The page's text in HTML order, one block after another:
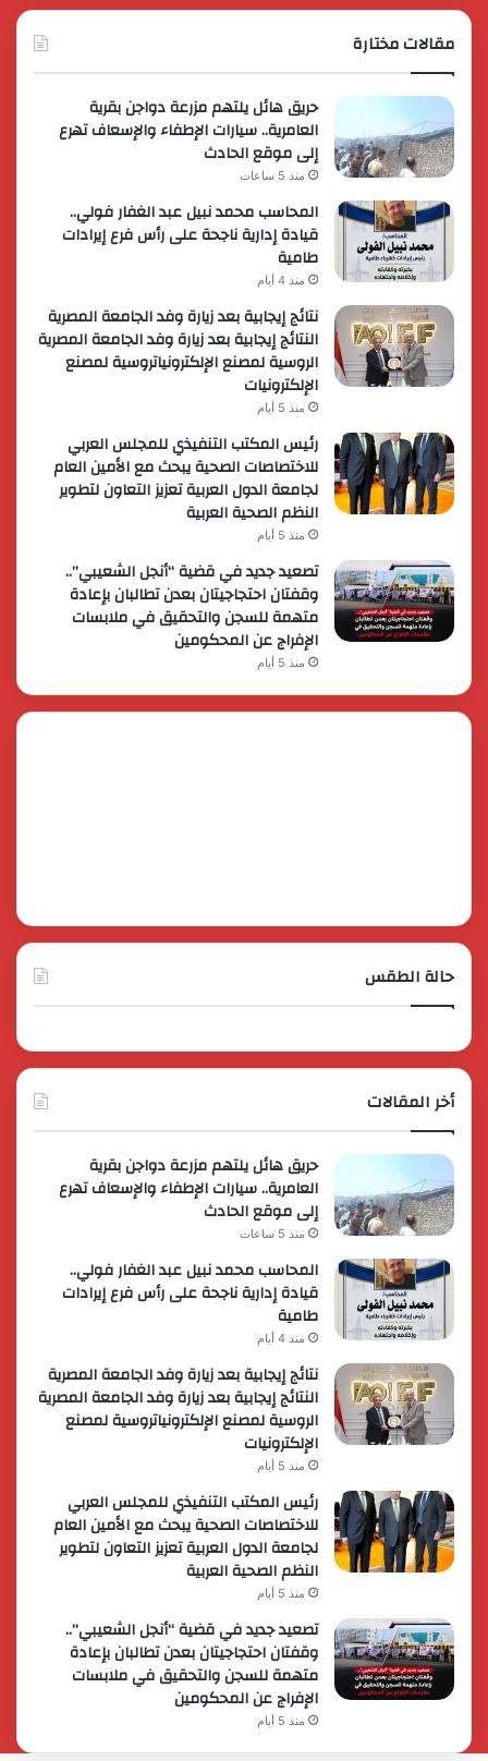
مقالات مختارة
حريق هائل يلتهم مزرعة دواجن بقرية
العامرية.. سيارات الإطفاء والإسعاف تهرع
إلى موقع الحادث
منذ 5 ساعات
المحاسب محمد نبيل عبد الغفار فولي..
قيادة إدارية ناجحة على رأس فرع إيرادات
طامية
منذ 4 أيام
نتائج إيجابية بعد زيارة وفد الجامعة المصرية
النتائج إيجابية بعد زيارة وفد الجامعة المصرية
الروسية لمصنع الإلكترونياتروسية لمصنع
الإلكترونيات
منذ 5 أيام
رئيس المكتب التنفيذي للمجلس العربي
للاختصاصات الصحية يبحث مع الأمين العام
لجامعة الدول العربية تعزيز التعاون لتطوير
النظم الصحية العربية
منذ 5 أيام
تصعيد جديد في قضية “أنجل الشعيبي”..
وقفتان احتجاجيتان بعدن تطالبان بإعادة
متهمة للسجن والتحقيق في ملابسات
الإفراج عن المحكومين
منذ 5 أيام
حالة الطقس
أخر المقالات
حريق هائل يلتهم مزرعة دواجن بقرية
العامرية.. سيارات الإطفاء والإسعاف تهرع
إلى موقع الحادث
منذ 5 ساعات
المحاسب محمد نبيل عبد الغفار فولي..
قيادة إدارية ناجحة على رأس فرع إيرادات
طامية
منذ 4 أيام
نتائج إيجابية بعد زيارة وفد الجامعة المصرية
النتائج إيجابية بعد زيارة وفد الجامعة المصرية
الروسية لمصنع الإلكترونياتروسية لمصنع
الإلكترونيات
منذ 5 أيام
رئيس المكتب التنفيذي للمجلس العربي
للاختصاصات الصحية يبحث مع الأمين العام
لجامعة الدول العربية تعزيز التعاون لتطوير
النظم الصحية العربية
منذ 5 أيام
تصعيد جديد في قضية “أنجل الشعيبي”..
وقفتان احتجاجيتان بعدن تطالبان بإعادة
متهمة للسجن والتحقيق في ملابسات
الإفراج عن المحكومين
منذ 5 أيام